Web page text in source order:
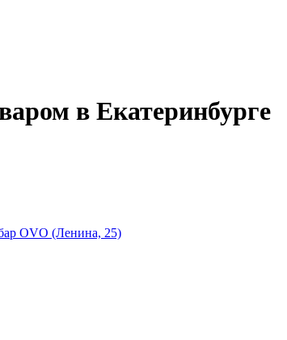
в Екатеринбурге
OVO (Ленина, 25)